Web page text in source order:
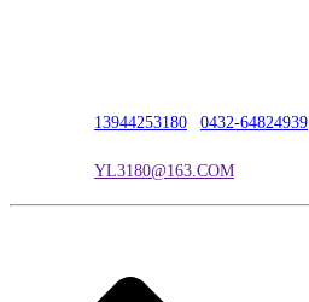
13944253180 0432-64824939
YL3180@163.COM